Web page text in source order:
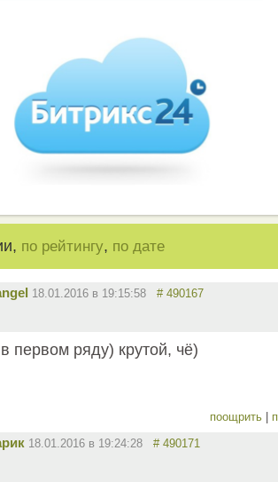
по рейтингу, по дате
18.01.2016 в 19:15:58 # 490167
первом ряду) крутой, чё)
поощрить
18.01.2016 в 19:24:28 # 490171